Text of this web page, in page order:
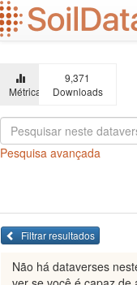
Ir
para
o
principal
Métricas
9,371
Downloads
Pesquisa avançada
Filtrar resultados
Não há dataverses